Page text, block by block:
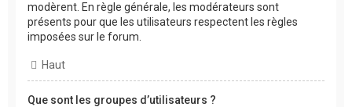
modèrent. En règle générale, les modérateurs sont
présents pour que les utilisateurs respectent les règles
imposées sur le forum.
Haut
Que sont les groupes d’utilisateurs ?